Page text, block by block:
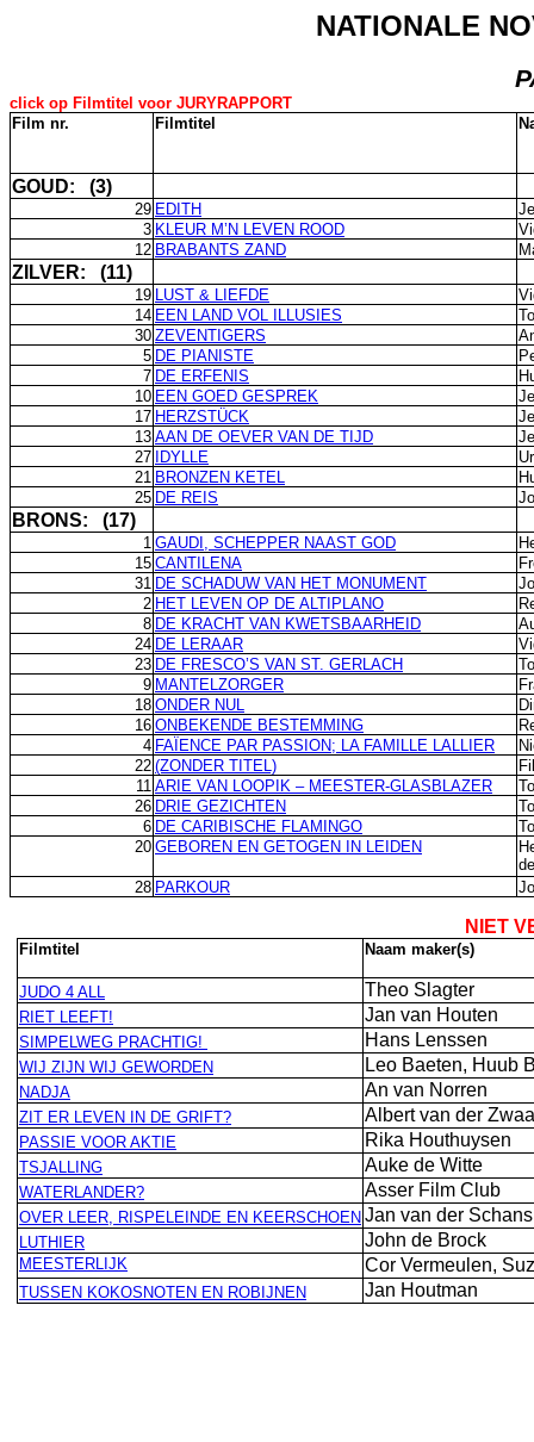
NATIONALE
click op Filmtitel voor JURYRAPPORT
Film nr.
Filmtitel
GOUD: (3)
29 EDITH
3 KLEUR M’N LEVEN ROOD
12 BRABANTS ZAND
ZILVER: (11)
19 LUST & LIEFDE
14 EEN LAND VOL ILLUSIES
30 ZEVENTIGERS
5 DE PIANISTE
7 DE ERFENIS
10 EEN GOED GESPREK
17 HERZSTÜCK
13 AAN DE OEVER VAN DE TIJD
27 IDYLLE
21 BRONZEN KETEL
25 DE REIS
BRONS: (17)
1 GAUDI, SCHEPPER NAAST GOD
15 CANTILENA
31 DE SCHADUW VAN HET MONUMENT
2 HET LEVEN OP DE ALTIPLANO
8 DE KRACHT VAN KWETSBAARHEID
24 DE LERAAR
23 DE FRESCO’S VAN ST. GERLACH
9 MANTELZORGER
18 ONDER NUL
16 ONBEKENDE BESTEMMING
4 FAÏENCE PAR PASSION; LA FAMILLE LALLIER
22 (ZONDER TITEL)
11 ARIE VAN LOOPIK – MEESTER-GLASBLAZER
26 DRIE GEZICHTEN
6 DE CARIBISCHE FLAMINGO
20 GEBOREN EN GETOGEN IN LEIDEN
28 PARKOUR
NIET
Filmtitel Naam maker(s)
JUDO 4 ALL Theo Slagter
RIET LEEFT! Jan van Houten
SIMPELWEG PRACHTIG! Hans Lenssen
WIJ ZIJN WIJ GEWORDEN Leo Baeten, Huub
NADJA An van Norren
ZIT ER LEVEN IN DE GRIFT? Albert van der
PASSIE VOOR AKTIE Rika Houthuysen
TSJALLING Auke de Witte
WATERLANDER? Asser Film Club
OVER LEER, RISPELEINDE EN KEERSCHOEN Jan van der Schans
LUTHIER John de Brock
MEESTERLIJK Cor Vermeulen,
TUSSEN KOKOSNOTEN EN ROBIJNEN Jan Houtman